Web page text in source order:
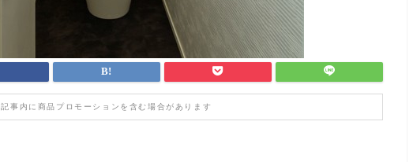
記事内に商品プロモーションを含む場合があります